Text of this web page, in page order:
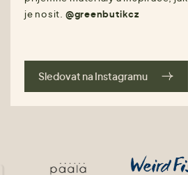
je nosit. @greenbutikcz
Sledovat na Instagramu